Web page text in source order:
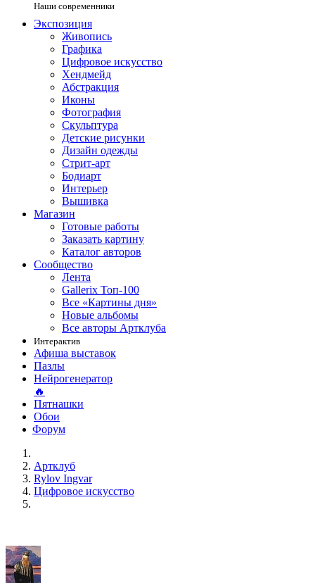
Наши современники
Экспозиция
Живопись
Графика
Цифровое искусство
Хендмейд
Абстракция
Иконы
Фотография
Скульптура
Детские рисунки
Дизайн одежды
Стрит-арт
Бодиарт
Интерьер
Вышивка
Магазин
Готовые работы
Заказать картину
Каталог авторов
Сообщество
Лента
Gallerix Топ-100
Все «Картины дня»
Новые альбомы
Все авторы Артклуба
Интерактив
Афиша выставок
Пазлы
Нейрогенератор
🔥
Пятнашки
Обои
Форум
Артклуб
Rylov Ingvar
Цифровое искусство